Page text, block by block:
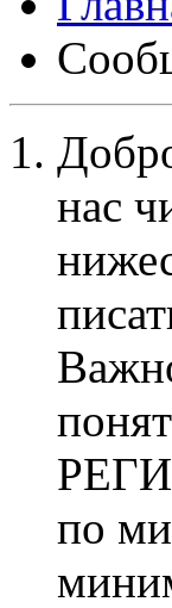
нас
по